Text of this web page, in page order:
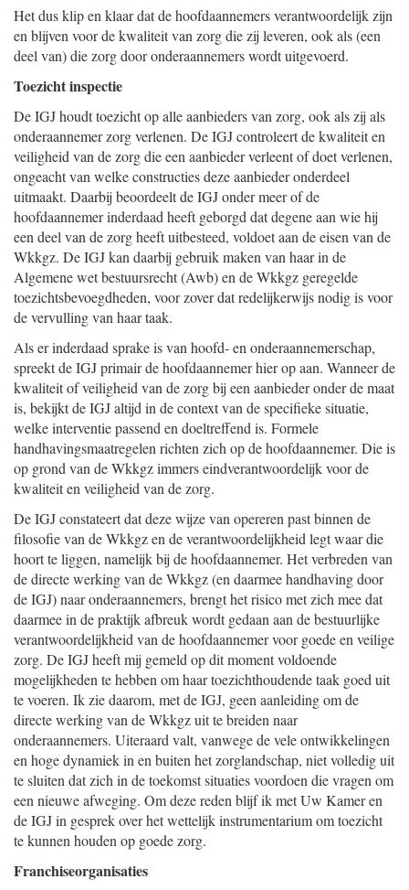
Het dus klip en klaar dat de hoofdaannemers verantwoordelijk zijn
en blijven voor de kwaliteit van zorg die zij leveren, ook als (een
deel van) die zorg door onderaannemers wordt uitgevoerd.
Toezicht inspectie
De IGJ houdt toezicht op alle aanbieders van zorg, ook als zij als
onderaannemer zorg verlenen. De IGJ controleert de kwaliteit en
veiligheid van de zorg die een aanbieder verleent of doet verlenen,
ongeacht van welke constructies deze aanbieder onderdeel
uitmaakt. Daarbij beoordeelt de IGJ onder meer of de
hoofdaannemer inderdaad heeft geborgd dat degene aan wie hij
een deel van de zorg heeft uitbesteed, voldoet aan de eisen van de
Wkkgz. De IGJ kan daarbij gebruik maken van haar in de
Algemene wet bestuursrecht (Awb) en de Wkkgz geregelde
toezichtsbevoegdheden, voor zover dat redelijkerwijs nodig is voor
de vervulling van haar taak.
Als er inderdaad sprake is van hoofd- en onderaannemerschap,
spreekt de IGJ primair de hoofdaannemer hier op aan. Wanneer de
kwaliteit of veiligheid van de zorg bij een aanbieder onder de maat
is, bekijkt de IGJ altijd in de context van de specifieke situatie,
welke interventie passend en doeltreffend is. Formele
handhavingsmaatregelen richten zich op de hoofdaannemer. Die is
op grond van de Wkkgz immers eindverantwoordelijk voor de
kwaliteit en veiligheid van de zorg.
De IGJ constateert dat deze wijze van opereren past binnen de
filosofie van de Wkkgz en de verantwoordelijkheid legt waar die
hoort te liggen, namelijk bij de hoofdaannemer. Het verbreden van
de directe werking van de Wkkgz (en daarmee handhaving door
de IGJ) naar onderaannemers, brengt het risico met zich mee dat
daarmee in de praktijk afbreuk wordt gedaan aan de bestuurlijke
verantwoordelijkheid van de hoofdaannemer voor goede en veilige
zorg. De IGJ heeft mij gemeld op dit moment voldoende
mogelijkheden te hebben om haar toezichthoudende taak goed uit
te voeren. Ik zie daarom, met de IGJ, geen aanleiding om de
directe werking van de Wkkgz uit te breiden naar
onderaannemers. Uiteraard valt, vanwege de vele ontwikkelingen
en hoge dynamiek in en buiten het zorglandschap, niet volledig uit
te sluiten dat zich in de toekomst situaties voordoen die vragen om
een nieuwe afweging. Om deze reden blijf ik met Uw Kamer en
de IGJ in gesprek over het wettelijk instrumentarium om toezicht
te kunnen houden op goede zorg.
Franchiseorganisaties